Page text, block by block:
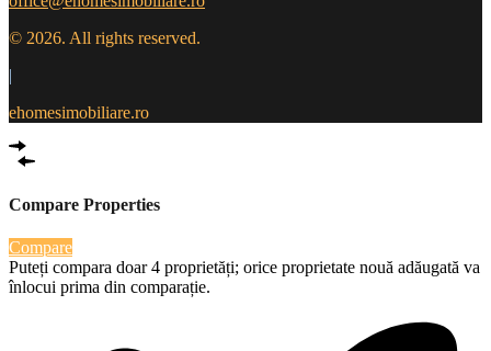
© 2026. All rights reserved.
|
ehomesimobiliare.ro
Compare Properties
Compare
Puteți compara doar 4 proprietăți; orice proprietate nouă adăugată va
înlocui prima din comparație.